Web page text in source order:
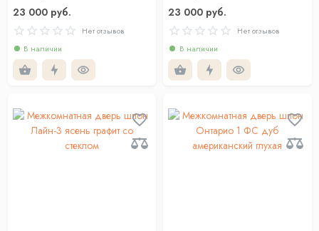
23 000 руб.
Нет отзывов
В наличии
23 000 руб.
Нет отзывов
В наличии